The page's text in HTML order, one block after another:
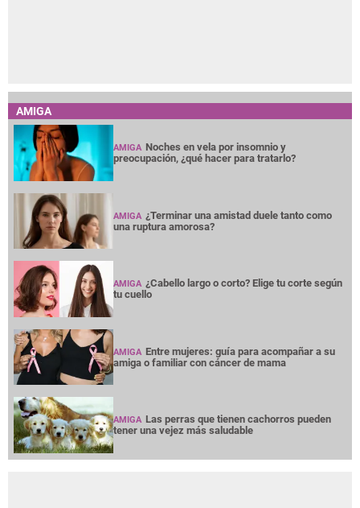
AMIGA
AMIGA Noches en vela por insomnio y
preocupación, ¿qué hacer para tratarlo?
AMIGA ¿Terminar una amistad duele tanto como
una ruptura amorosa?
AMIGA ¿Cabello largo o corto? Elige tu corte según
tu cuello
AMIGA Entre mujeres: guía para acompañar a su
amiga o familiar con cáncer de mama
AMIGA Las perras que tienen cachorros pueden
tener una vejez más saludable